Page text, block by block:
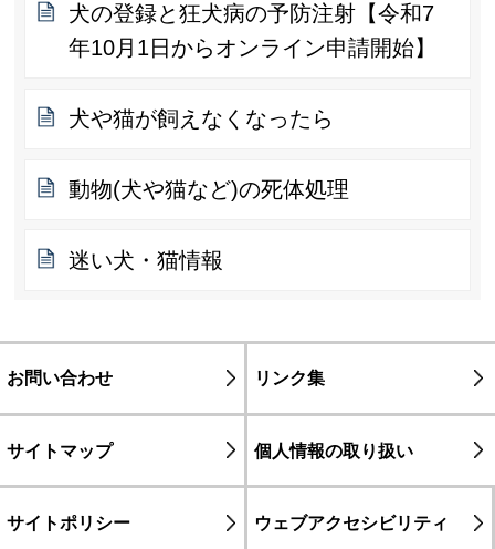
犬の登録と狂犬病の予防注射【令和7
年10月1日からオンライン申請開始】
犬や猫が飼えなくなったら
動物(犬や猫など)の死体処理
迷い犬・猫情報
お問い合わせ リンク集
サイトマップ 個人情報の取り扱い
サイトポリシー ウェブアクセシビリティ